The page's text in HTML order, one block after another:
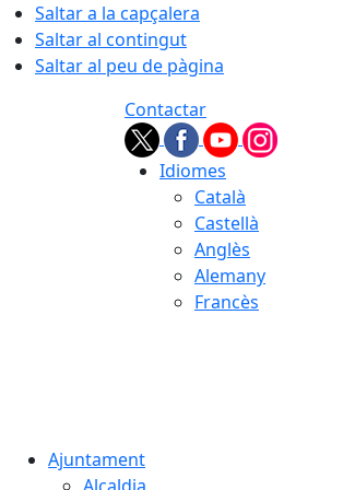
Saltar a la capçalera
Saltar al contingut
Saltar al peu de pàgina
Contactar
Idiomes
Català
Castellà
Anglès
Alemany
Francès
Ajuntament